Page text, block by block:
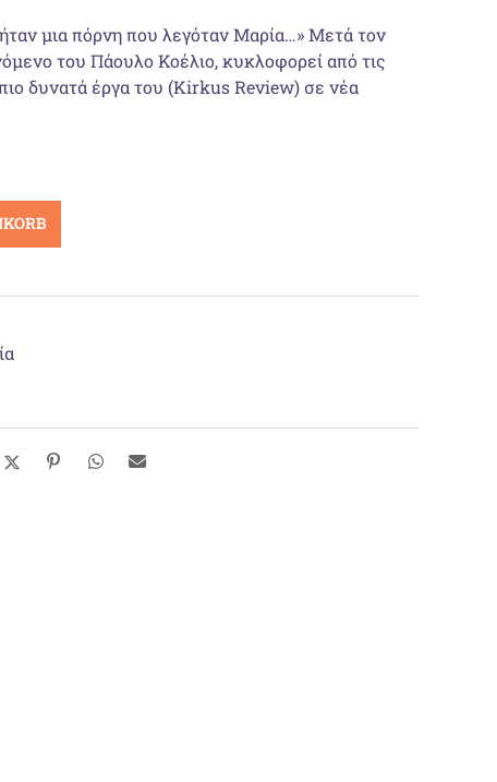
ist:
16,50 €.
μια πόρνη που λεγόταν Μαρία…» Μετά τον
του Πάουλο Κοέλιο, κυκλοφορεί από τις
δυνατά έργα του (Kirkus Review) σε νέα